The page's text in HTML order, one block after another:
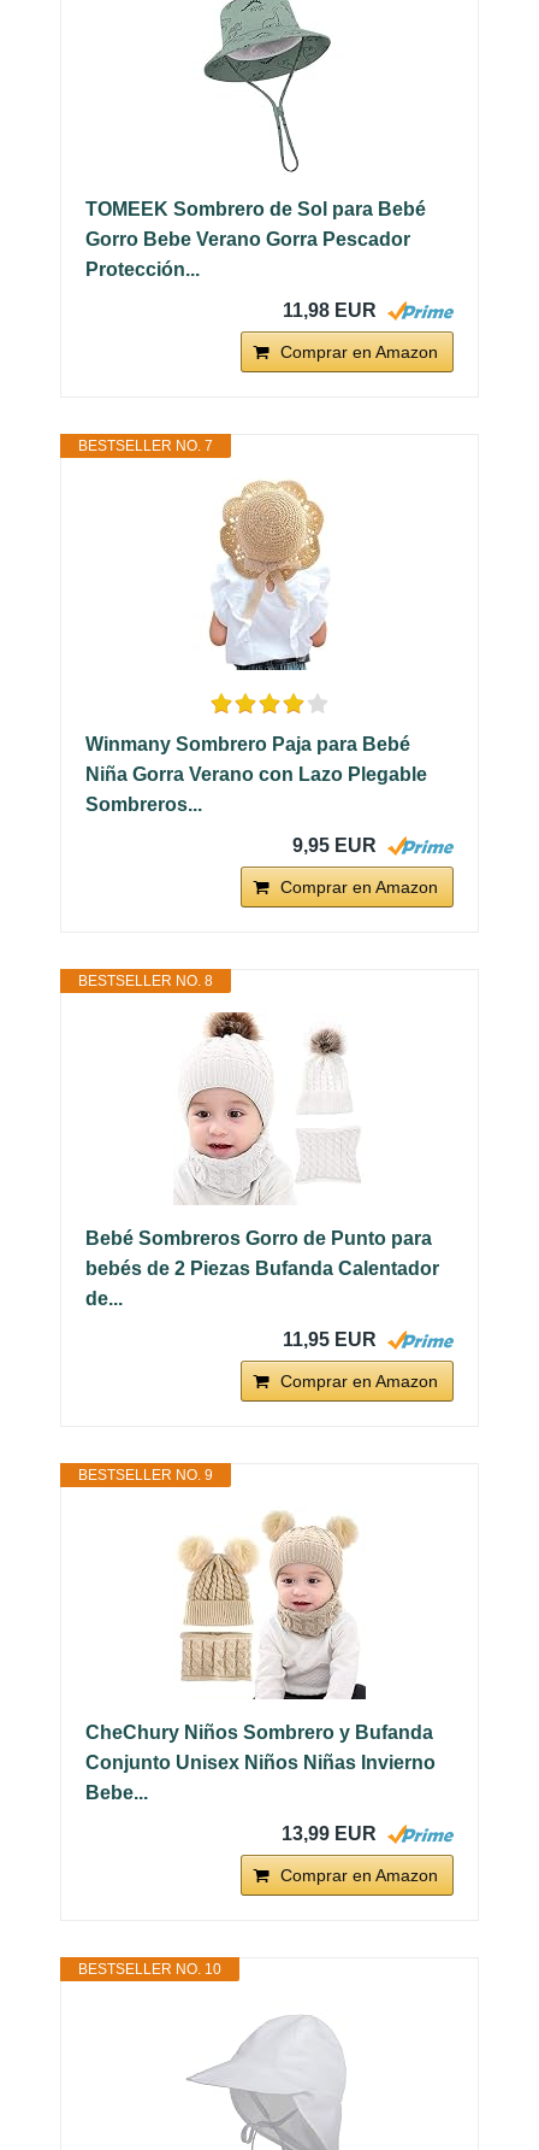
TOMEEK Sombrero de Sol para Bebé
Gorro Bebe Verano Gorra Pescador
Protección...
11,98 EUR
Comprar en Amazon
BESTSELLER NO. 7
Winmany Sombrero Paja para Bebé
Niña Gorra Verano con Lazo Plegable
Sombreros...
9,95 EUR
Comprar en Amazon
BESTSELLER NO. 8
Bebé Sombreros Gorro de Punto para
bebés de 2 Piezas Bufanda Calentador
de...
11,95 EUR
Comprar en Amazon
BESTSELLER NO. 9
CheChury Niños Sombrero y Bufanda
Conjunto Unisex Niños Niñas Invierno
Bebe...
13,99 EUR
Comprar en Amazon
BESTSELLER NO. 10